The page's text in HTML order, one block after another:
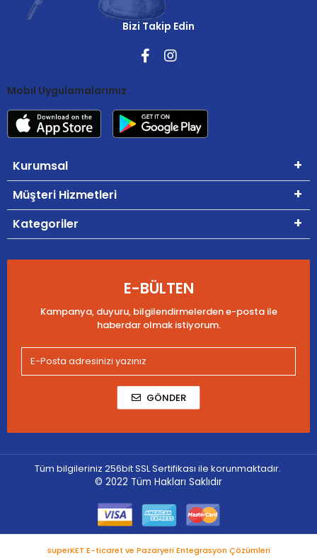
Bizi Takip Edin
Mobil Uygulamalarımız
Kurumsal
Müşteri Hizmetleri
Kategoriler
E-BÜLTEN
Kampanya, duyuru, bilgilendirmelerden e-posta ile
haberdar olmak istiyorum.
GÖNDER
Tüm bilgileriniz 256bit SSL Sertifikası ile korunmaktadır.
© 2022 Tüm Hakları Saklıdır
superKET E-ticaret ve Pazaryeri Entegrasyon Çözümleri